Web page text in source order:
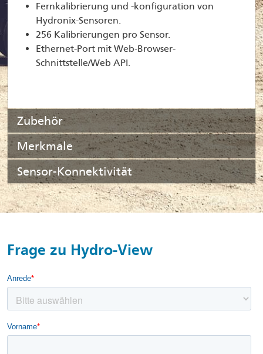
Fernkalibrierung und -konfiguration von
Hydronix-Sensoren.
256 Kalibrierungen pro Sensor.
Ethernet-Port mit Web-Browser-
Schnittstelle/Web API.
Zubehör
Merkmale
Sensor-Konnektivität
Frage zu Hydro-View